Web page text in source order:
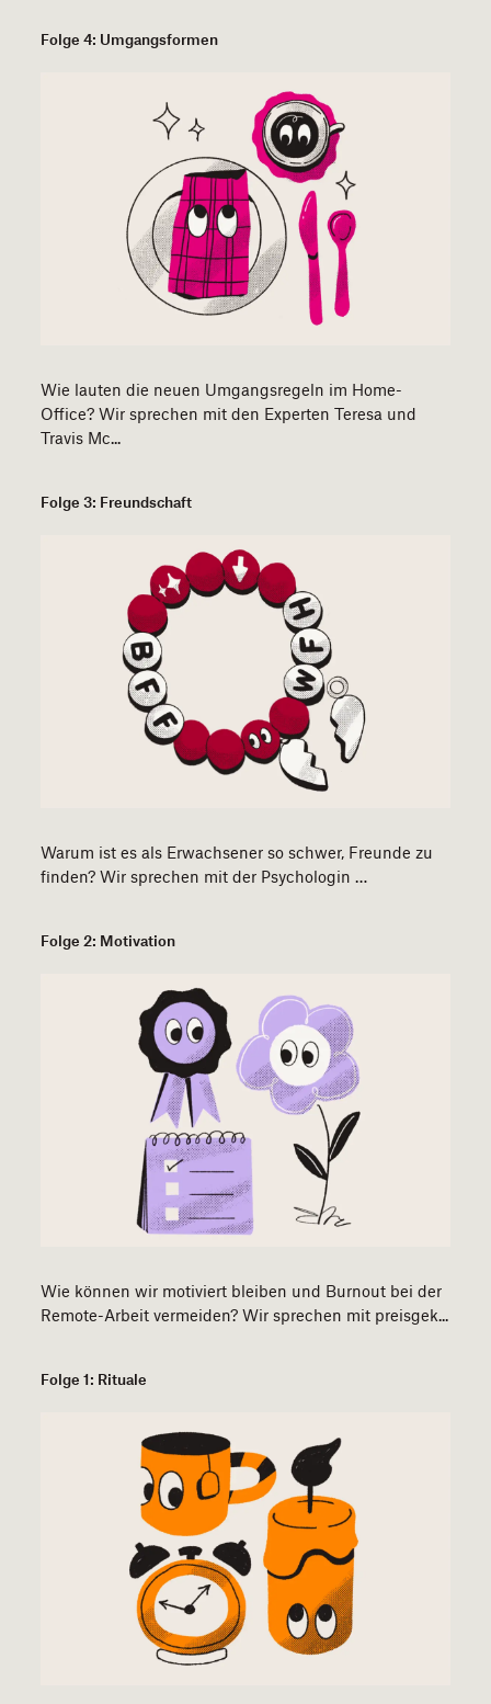
Folge 4: Umgangsformen
​​Wie lauten die neuen Umgangsregeln im Home-
Office? Wir sprechen mit den Experten Teresa und
Travis Mc...
Folge 3: Freundschaft
Warum ist es als Erwachsener so schwer, Freunde zu
finden? Wir sprechen mit der Psychologin …
Folge 2: Motivation
Wie können wir motiviert bleiben und Burnout bei der
Remote-Arbeit vermeiden? Wir sprechen mit preisgek...
Folge 1: Rituale